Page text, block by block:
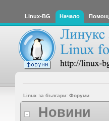
Linux-BG Начало Помощ
Linux за българи: Форуми
Новини